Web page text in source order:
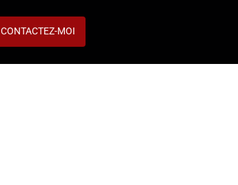
CONTACTEZ-MOI